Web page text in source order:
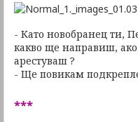
- Като новобранец ти,
какво ще направиш,
арестуваш ?
- Ще повикам
***